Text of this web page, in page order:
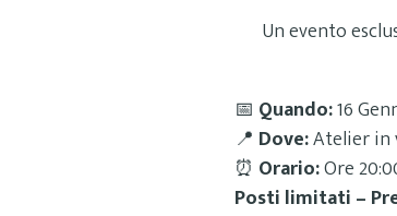
Un evento
📅 Quando:16
📍 Dove:Atelier in
⏰ Orario:Ore
Posti limitati –